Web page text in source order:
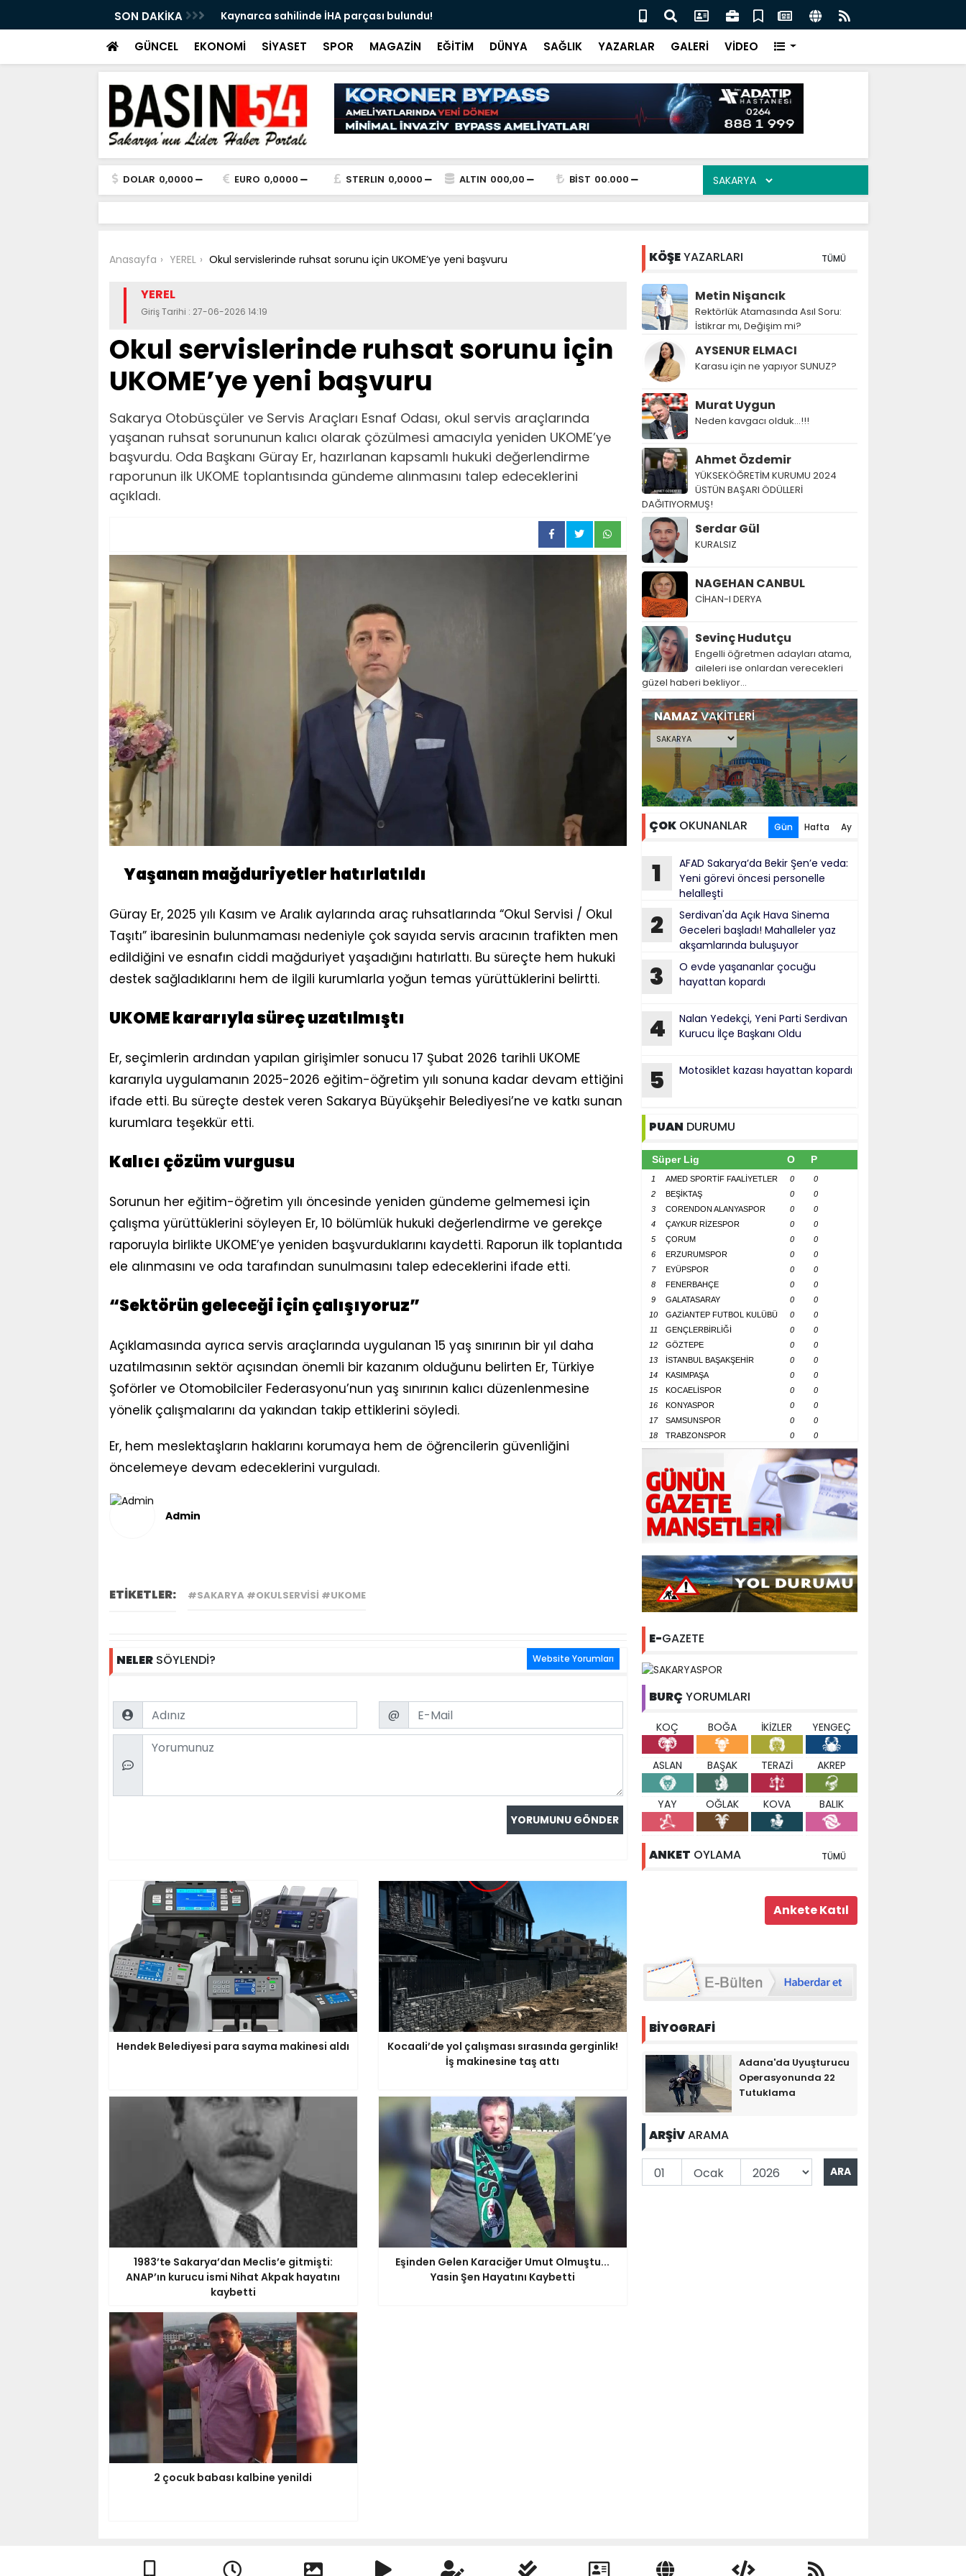
SON DAKİKA
Tersine Dönecek: Pazar Sağanak Var Kaynarca sahilinde İHA parçası bulundu! Ali İnci ile Nevzat Ercan buluştu
GÜNCEL EKONOMİ SİYASET SPOR MAGAZİN EĞİTİM DÜNYA SAĞLIK YAZARLAR GALERİ VİDEO
DOLAR 0,0000 EURO 0,0000 STERLIN 0,0000 ALTIN 000,00 BİST 00.000
Anasayfa YEREL Okul servislerinde ruhsat sorunu için UKOME’ye yeni başvuru
YEREL
Giriş Tarihi : 27-06-2026 14:19
Okul servislerinde ruhsat sorunu için
UKOME’ye yeni başvuru
Sakarya Otobüsçüler ve Servis Araçları Esnaf Odası, okul servis araçlarında
yaşanan ruhsat sorununun kalıcı olarak çözülmesi amacıyla yeniden UKOME’ye
başvurdu. Oda Başkanı Güray Er, hazırlanan kapsamlı hukuki değerlendirme
raporunun ilk UKOME toplantısında gündeme alınmasını talep edeceklerini
açıkladı.
Yaşanan mağduriyetler hatırlatıldı
Güray Er, 2025 yılı Kasım ve Aralık aylarında araç ruhsatlarında “Okul Servisi / Okul
Taşıtı” ibaresinin bulunmaması nedeniyle çok sayıda servis aracının trafikten men
edildiğini ve esnafın ciddi mağduriyet yaşadığını hatırlattı. Bu süreçte hem hukuki
destek sağladıklarını hem de ilgili kurumlarla yoğun temas yürüttüklerini belirtti.
UKOME kararıyla süreç uzatılmıştı
Er, seçimlerin ardından yapılan girişimler sonucu 17 Şubat 2026 tarihli UKOME
kararıyla uygulamanın 2025-2026 eğitim-öğretim yılı sonuna kadar devam ettiğini
ifade etti. Bu süreçte destek veren Sakarya Büyükşehir Belediyesi’ne ve katkı sunan
kurumlara teşekkür etti.
Kalıcı çözüm vurgusu
Sorunun her eğitim-öğretim yılı öncesinde yeniden gündeme gelmemesi için
çalışma yürüttüklerini söyleyen Er, 10 bölümlük hukuki değerlendirme ve gerekçe
raporuyla birlikte UKOME’ye yeniden başvurduklarını kaydetti. Raporun ilk toplantıda
ele alınmasını ve oda tarafından sunulmasını talep edeceklerini ifade etti.
“Sektörün geleceği için çalışıyoruz”
Açıklamasında ayrıca servis araçlarında uygulanan 15 yaş sınırının bir yıl daha
uzatılmasının sektör açısından önemli bir kazanım olduğunu belirten Er, Türkiye
Şoförler ve Otomobilciler Federasyonu’nun yaş sınırının kalıcı düzenlenmesine
yönelik çalışmalarını da yakından takip ettiklerini söyledi.
Er, hem meslektaşların haklarını korumaya hem de öğrencilerin güvenliğini
öncelemeye devam edeceklerini vurguladı.
Admin
ETİKETLER: #SAKARYA #OKULSERVISI #UKOME
NELERSÖYLENDİ? Website Yorumları
Name Email
@
Comment
Hendek Belediyesi para sayma makinesi aldı
Kocaali’de yol çalışması sırasında gerginlik!
İş makinesine taş attı
1983’te Sakarya’dan Meclis’e gitmişti:
ANAP’ın kurucu ismi Nihat Akpak hayatını
kaybetti
Eşinden Gelen Karaciğer Umut Olmuştu...
Yasin Şen Hayatını Kaybetti
2 çocuk babası kalbine yenildi
KÖŞEYAZARLARI TÜMÜ
Metin Nişancık
Rektörlük Atamasında Asıl Soru:
İstikrar mı, Değişim mi?
AYSENUR ELMACI
Karasu için ne yapıyor SUNUZ?
Murat Uygun
Neden kavgacı olduk…!!!
Ahmet Özdemir
YÜKSEKÖĞRETİM KURUMU 2024
ÜSTÜN BAŞARI ÖDÜLLERİ
DAĞITIYORMUŞ!
Serdar Gül
KURALSIZ
NAGEHAN CANBUL
CİHAN-I DERYA
Sevinç Hudutçu
Engelli öğretmen adayları atama,
aileleri ise onlardan verecekleri
güzel haberi bekliyor...
NAMAZVAKİTLERİ
ÇOKOKUNANLAR Gün Hafta Ay
1
AFAD Sakarya’da Bekir Şen’e veda:
Yeni görevi öncesi personelle
helalleşti
2
Serdivan'da Açık Hava Sinema
Geceleri başladı! Mahalleler yaz
akşamlarında buluşuyor
3
O evde yaşananlar çocuğu
hayattan kopardı
4
Nalan Yedekçi, Yeni Parti Serdivan
Kurucu İlçe Başkanı Oldu
5 Motosiklet kazası hayattan kopardı
PUAN DURUMU
Süper Lig O P
1 AMED SPORTİF FAALİYETLER 0
0
2
BEŞİKTAŞ 0
0
3
CORENDON ALANYASPOR 0
0
4
ÇAYKUR RİZESPOR 0
0
5
ÇORUM 0
0
6
ERZURUMSPOR 0
0
7
EYÜPSPOR 0
0
8
FENERBAHÇE 0
0
9
GALATASARAY 0
0
10
GAZİANTEP FUTBOL KULÜBÜ 0
0
11
GENÇLERBİRLİĞİ 0
0
12
GÖZTEPE 0
0
13
İSTANBUL BAŞAKŞEHİR 0
0
14
KASIMPAŞA 0
0
15
KOCAELİSPOR 0
0
16
KONYASPOR 0
0
17
SAMSUNSPOR 0
0
18
TRABZONSPOR 0 0
E-GAZETE
BURÇ YORUMLARI
KOÇ BOĞA İKİZLER YENGEÇ
ASLAN BAŞAK TERAZİ AKREP
YAY OĞLAK KOVA BALIK
ANKET OYLAMA TÜMÜ
BİYOGRAFİ
Adana'da Uyuşturucu
Operasyonunda 22
Tutuklama
ARŞİVARAMA